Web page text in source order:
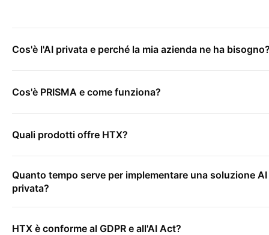
Cos'è l'AI privata e perché la mia azienda ne ha
Cos'è PRISMA e come funziona?
Quali prodotti offre HTX?
Quanto tempo serve per implementare una soluzione AI
privata?
HTX è conforme al GDPR e all'AI Act?